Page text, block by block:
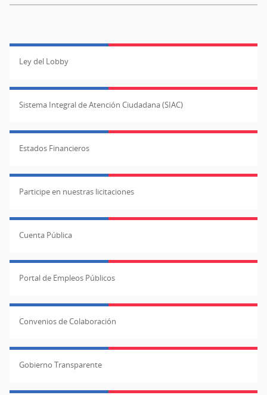
Ley del Lobby
Sistema Integral de Atención Ciudadana (SIAC)
Estados Financieros
Participe en nuestras licitaciones
Cuenta Pública
Portal de Empleos Públicos
Convenios de Colaboración
Gobierno Transparente